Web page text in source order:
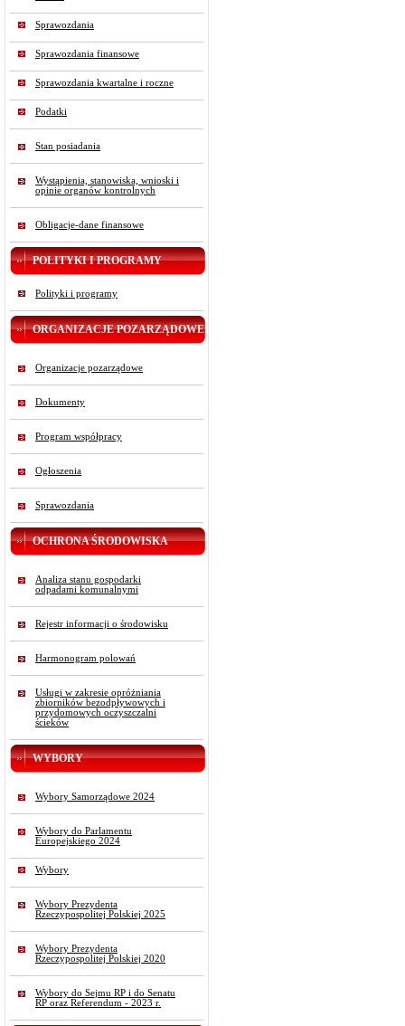
Sprawozdania
Sprawozdania finansowe
Sprawozdania kwartalne i roczne
Podatki
Stan posiadania
Wystąpienia, stanowiska, wnioski i
opinie organów kontrolnych
Obligacje-dane finansowe
POLITYKI I PROGRAMY
Polityki i programy
ORGANIZACJE POZARZĄDOWE
Organizacje pozarządowe
Dokumenty
Program współpracy
Ogłoszenia
Sprawozdania
OCHRONA ŚRODOWISKA
Analiza stanu gospodarki
odpadami komunalnymi
Rejestr informacji o środowisku
Harmonogram polowań
Usługi w zakresie opróżniania
zbiorników bezodpływowych i
przydomowych oczyszczalni
ścieków
WYBORY
Wybory Samorządowe 2024
Wybory do Parlamentu
Europejskiego 2024
Wybory
Wybory Prezydenta
Rzeczypospolitej Polskiej 2025
Wybory Prezydenta
Rzeczypospolitej Polskiej 2020
Wybory do Sejmu RP i do Senatu
RP oraz Referendum - 2023 r.